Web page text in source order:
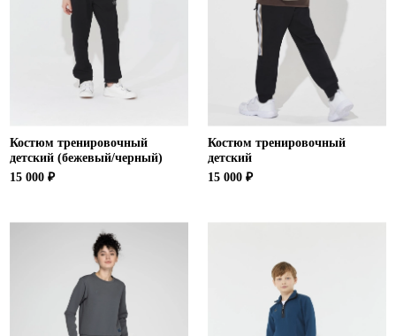
Костюм тренировочный
детский (бежевый/черный)
15 000 ₽
Костюм тренировочный
детский
15 000 ₽